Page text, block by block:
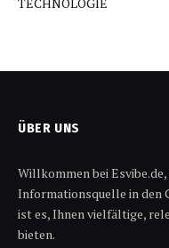
ÜBER UNS
Willkommen bei
Informationsquelle in den
ist es, Ihnen vielfältige,
bieten.